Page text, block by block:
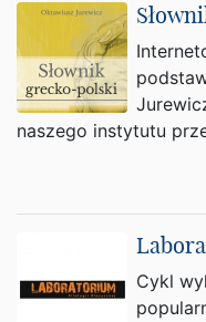
naszego instytutu
Cykl